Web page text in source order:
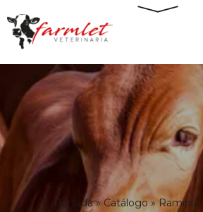
Portada»Catálogo»Ramipril